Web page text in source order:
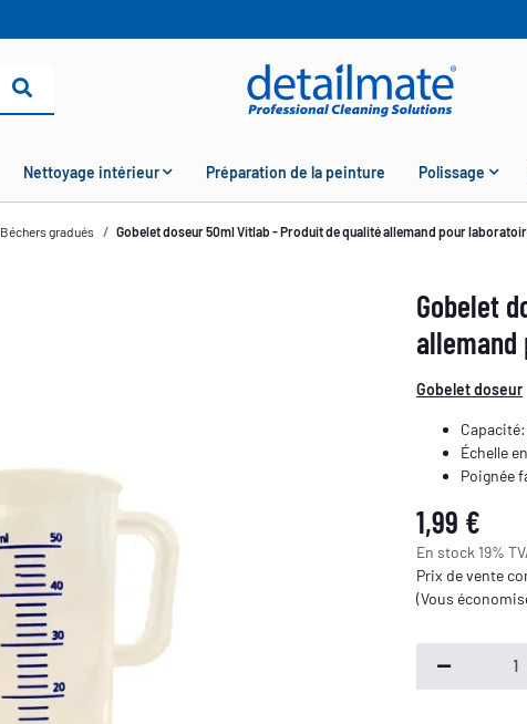
Nettoyage intérieur Préparation de la peinture Polissage
Béchers gradués Gobelet doseur 50ml Vitlab - Produit de qualité allemand pour
Gobelet
Gobelet doseur
Échelle
Poignée
1,99 €
En stock 19%
Prix de vente
(Vous